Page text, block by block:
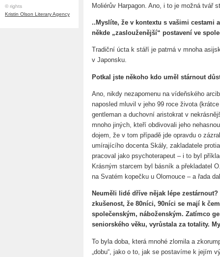
© rights
Kristin Olson Literary Agency
Moliérův Harpagon. Ano, i to je možná tvář
..Myslíte, že v kontextu s vašimi cestami
někde „zaslouženější“ postavení ve
Tradiční úcta k stáří je patrná v mnoha
v Japonsku.
Potkal jste někoho kdo uměl stárnout
Ano, nikdy nezapomenu na vídeňského
naposled mluvil v jeho 99 roce života
gentleman a duchovní aristokrat v
mnoho jiných, kteří obdivovali jeho
dojem, že v tom případě jde opravdu o
umírajícího docenta Skály, zakladatele
pracoval jako psychoterapeut – i to byl
Krásným starcem byl básník a překladatel
na Svatém kopečku u Olomouce – a řada
Neuměli lidé dříve nějak lépe
zkušenost, že 80níci, 90níci se mají k
společenským, náboženským. Zatímco
seniorského věku, vyrůstala za totality.
To byla doba, která mnohé zlomila a
„dobu“, jako o to, jak se postavíme k jejím